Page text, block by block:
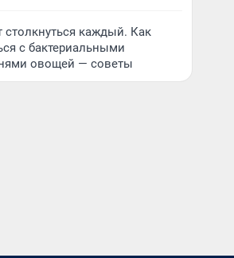
каждый. Как
с бактериальными
овощей — советы